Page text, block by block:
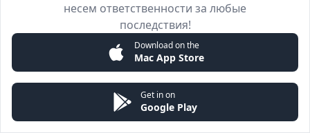
несем ответственности за любые
последствия!
Download on the
Mac App Store
Get in on
Google Play